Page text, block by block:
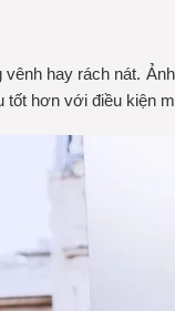
hay rách nát.
tốt hơn với điều kiện